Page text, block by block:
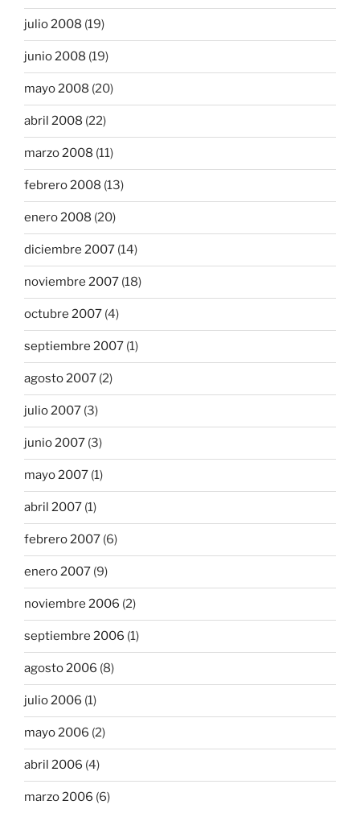
julio 2008 (19)
junio 2008 (19)
mayo 2008 (20)
abril 2008 (22)
marzo 2008 (11)
febrero 2008 (13)
enero 2008 (20)
diciembre 2007 (14)
noviembre 2007 (18)
octubre 2007 (4)
septiembre 2007 (1)
agosto 2007 (2)
julio 2007 (3)
junio 2007 (3)
mayo 2007 (1)
abril 2007 (1)
febrero 2007 (6)
enero 2007 (9)
noviembre 2006 (2)
septiembre 2006 (1)
agosto 2006 (8)
julio 2006 (1)
mayo 2006 (2)
abril 2006 (4)
marzo 2006 (6)